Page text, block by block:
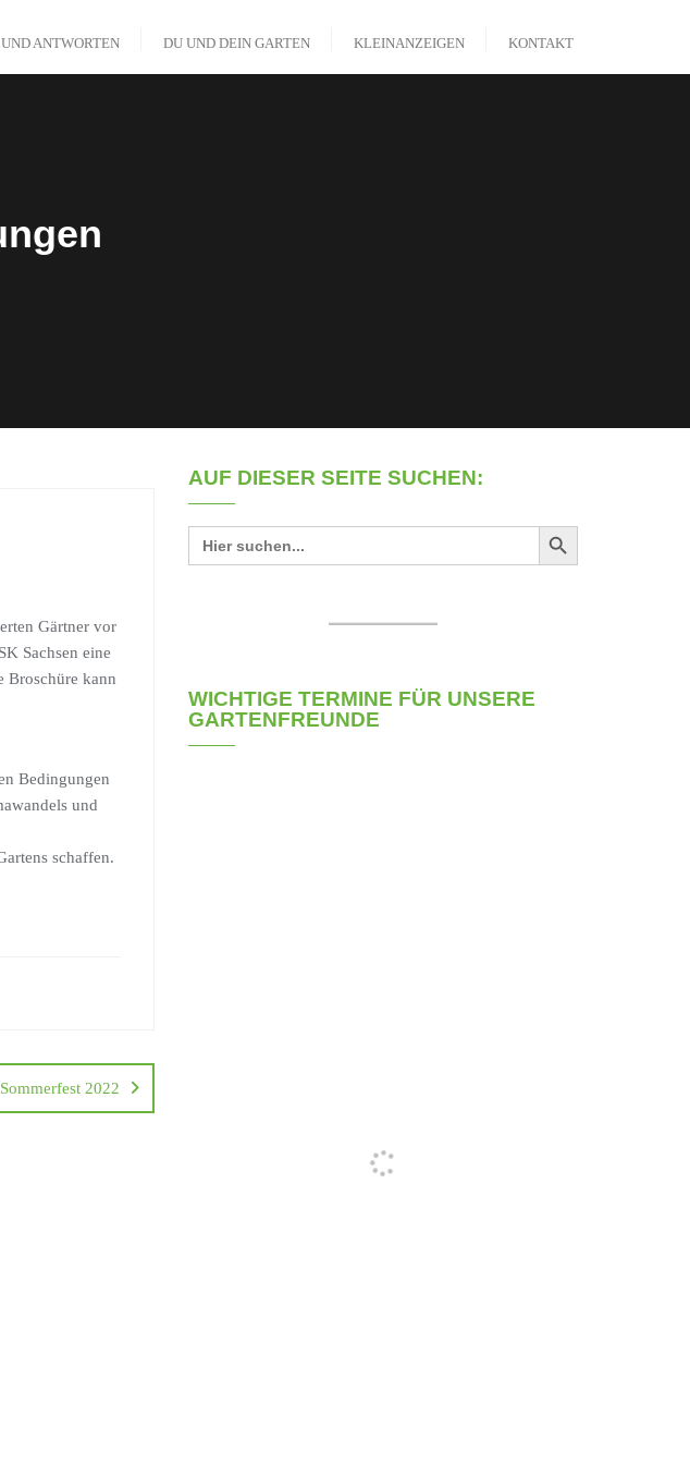
ANTWORTEN DU UND DEIN GARTEN KLEINANZEIGEN KONTAKT
Gärtner vor
Sachsen eine
Broschüre kann
Bedingungen
und
schaffen.
2022
AUF DIESER SEITE SUCHEN:
Search
for:
Search Button
WICHTIGE TERMINE FÜR UNSERE
GARTENFREUNDE